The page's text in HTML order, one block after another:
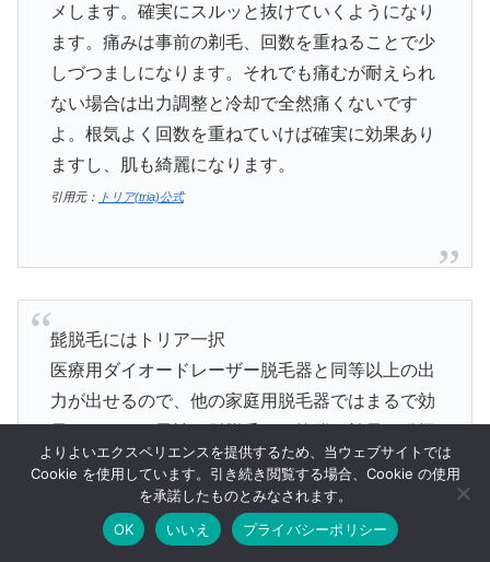
メします。確実にスルッと抜けていくようになり
ます。痛みは事前の剃毛、回数を重ねることで少
しづつましになります。それでも痛むが耐えられ
ない場合は出力調整と冷却で全然痛くないです
よ。根気よく回数を重ねていけば確実に効果あり
ますし、肌も綺麗になります。
引用元： トリア(tria)公式
髭脱毛にはトリア一択
医療用ダイオードレーザー脱毛器と同等以上の出
力が出せるので、他の家庭用脱毛器ではまるで効
してくれます。
また、クリニックで施術を受けるとちらほら打ち
漏れがあったりして、髭がオアシスのように残っ
ホーム 検索 トップ
よりよいエクスペリエンスを提供するため、当ウェブサイトでは
Cookie を使用しています。引き続き閲覧する場合、Cookie の使用
を承諾したものとみなされます。
OK
いいえ プライバシーポリシー